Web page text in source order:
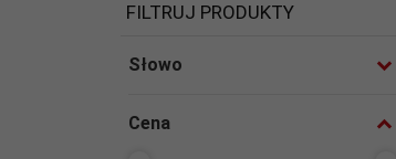
FILTRUJ PRODUKTY
Słowo
Cena